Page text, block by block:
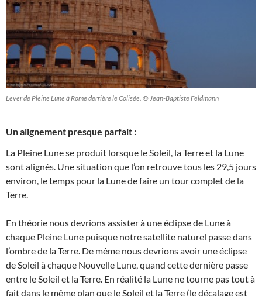
Lever de Pleine Lune à Rome derrière le Colisée. © Jean-Baptiste Feldmann
Un alignement presque parfait :
La Pleine Lune se produit lorsque le Soleil, la Terre et la Lune
sont alignés. Une situation que l’on retrouve tous les 29,5 jours
environ, le temps pour la Lune de faire un tour complet de la
Terre.
En théorie nous devrions assister à une éclipse de Lune à
chaque Pleine Lune puisque notre satellite naturel passe dans
l’ombre de la Terre. De même nous devrions avoir une éclipse
de Soleil à chaque Nouvelle Lune, quand cette dernière passe
entre le Soleil et la Terre. En réalité la Lune ne tourne pas tout à
fait dans le même plan que le Soleil et la Terre (le décalage est